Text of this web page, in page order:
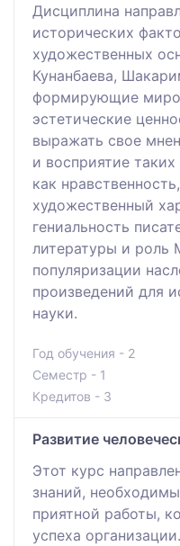
Дисциплина
исторических
художественных
Кунанбаева,
формирующие
эстетические
выражать свое
и восприятие таких
как
художественный
гениальность
литературы и роль
популяризации
произведений для
науки.
Год обучения - 2
Семестр - 1
Кредитов - 3
Развитие
Этот курс
знаний,
приятной работы,
успеха